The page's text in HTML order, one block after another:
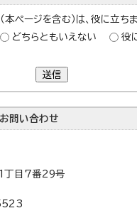
本ページを含む）は、役に立ち
どちらともいえない
役
送信
お問い合わせ
丁目7番29号